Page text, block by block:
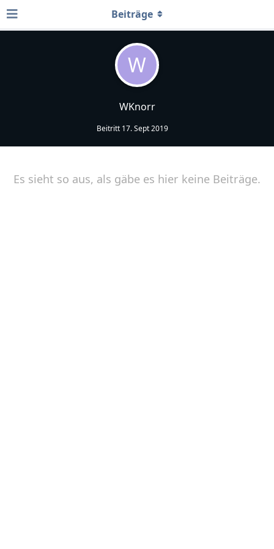
W
WKnorr
Beitritt 17. Sept 2019
Beiträge
Es sieht so aus, als gäbe es hier keine Beiträge.